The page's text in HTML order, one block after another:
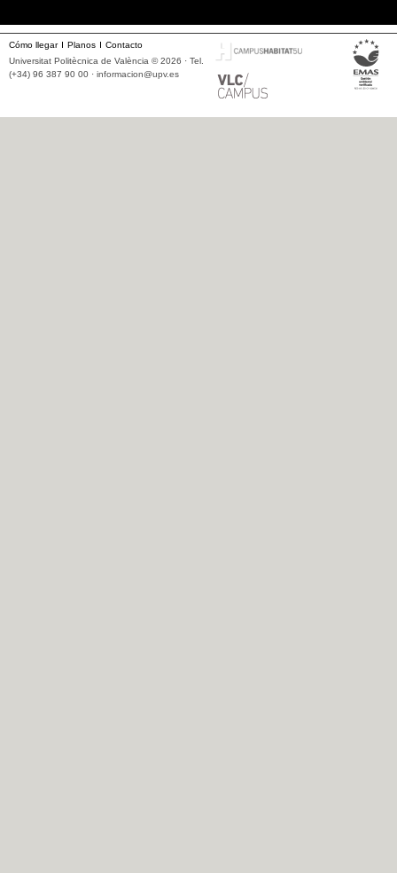
Cómo llegar Planos
Contacto
Universitat Politècnica de València © 2026 · Tel.
(+34) 96 387 90 00 · informacion@upv.es